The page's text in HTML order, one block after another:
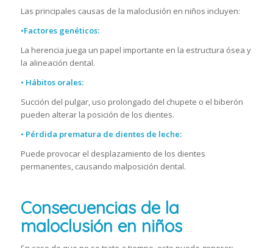
Las principales causas de la maloclusión en niños incluyen:
•Factores genéticos:
La herencia juega un papel importante en la estructura ósea y
la alineación dental.
• Hábitos orales:
Succión del pulgar, uso prolongado del chupete o el biberón
pueden alterar la posición de los dientes.
• Pérdida prematura de dientes de leche:
Puede provocar el desplazamiento de los dientes
permanentes, causando malposición dental.
Consecuencias de la
maloclusión en niños